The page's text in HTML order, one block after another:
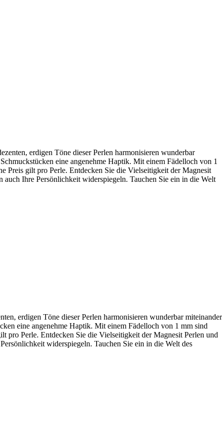
erdigen Töne dieser Perlen harmonisieren wunderbar
eine angenehme Haptik. Mit einem Fädelloch von 1
Preis gilt pro Perle. Entdecken Sie die Vielseitigkeit der Magnesit
Ihre Persönlichkeit widerspiegeln. Tauchen Sie ein in die Welt
erdigen Töne dieser Perlen harmonisieren wunderbar miteinander
eine angenehme Haptik. Mit einem Fädelloch von 1 mm sind
pro Perle. Entdecken Sie die Vielseitigkeit der Magnesit Perlen und
widerspiegeln. Tauchen Sie ein in die Welt des